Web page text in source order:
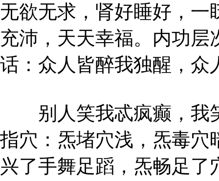
无欲无求，肾好睡好，
充沛，天天幸福。内功
话：众人皆醉我独醒，众
别人笑我忒疯癫，我
指穴：炁堵穴浅，炁毒穴
兴了手舞足蹈，炁畅足